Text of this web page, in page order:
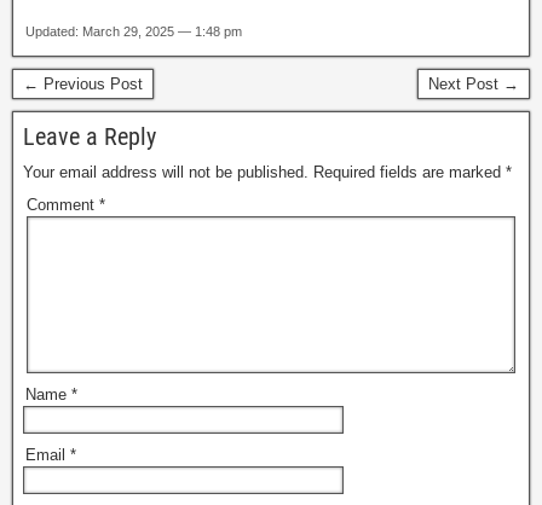
Updated: March 29, 2025 — 1:48 pm
← Previous Post Next Post →
Leave a Reply
Your email address will not be published. Required fields are marked *
Comment *
Name *
Email *